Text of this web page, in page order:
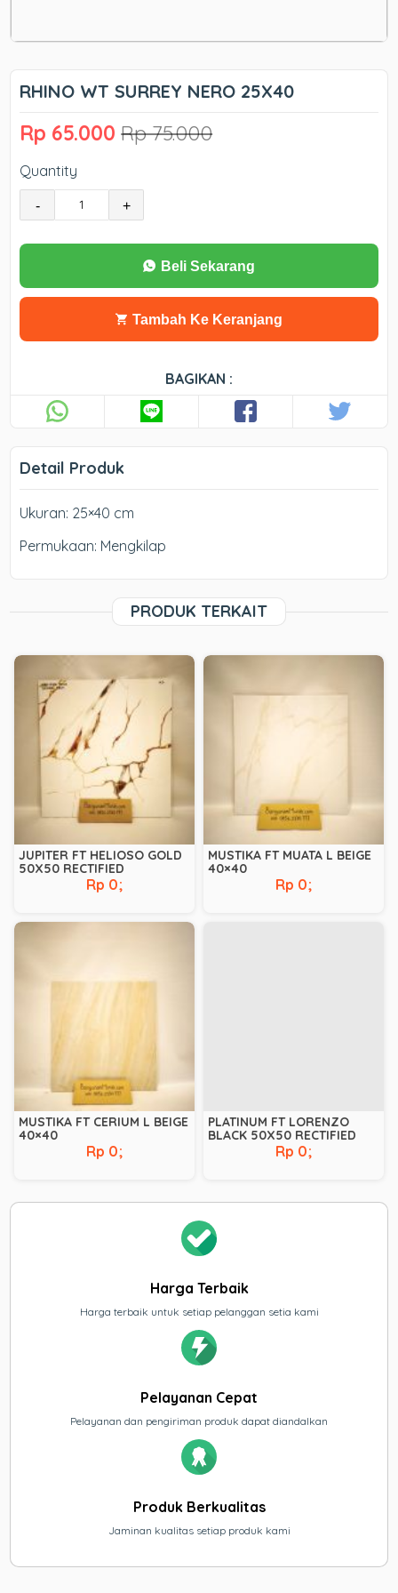
RHINO WT SURREY NERO 25X40
Rp 65.000 Rp 75.000
Quantity
- +
Beli Sekarang
Tambah Ke Keranjang
BAGIKAN :
Detail Produk
Ukuran: 25×40 cm
Permukaan: Mengkilap
PRODUK TERKAIT
JUPITER FT HELIOSO GOLD
50X50 RECTIFIED
Rp 0;
MUSTIKA FT MUATA L BEIGE
40×40
Rp 0;
MUSTIKA FT CERIUM L BEIGE
40×40
Rp 0;
PLATINUM FT LORENZO
BLACK 50X50 RECTIFIED
Rp 0;
Harga Terbaik
Harga terbaik untuk setiap pelanggan setia kami
Pelayanan Cepat
Pelayanan dan pengiriman produk dapat diandalkan
Produk Berkualitas
Jaminan kualitas setiap produk kami